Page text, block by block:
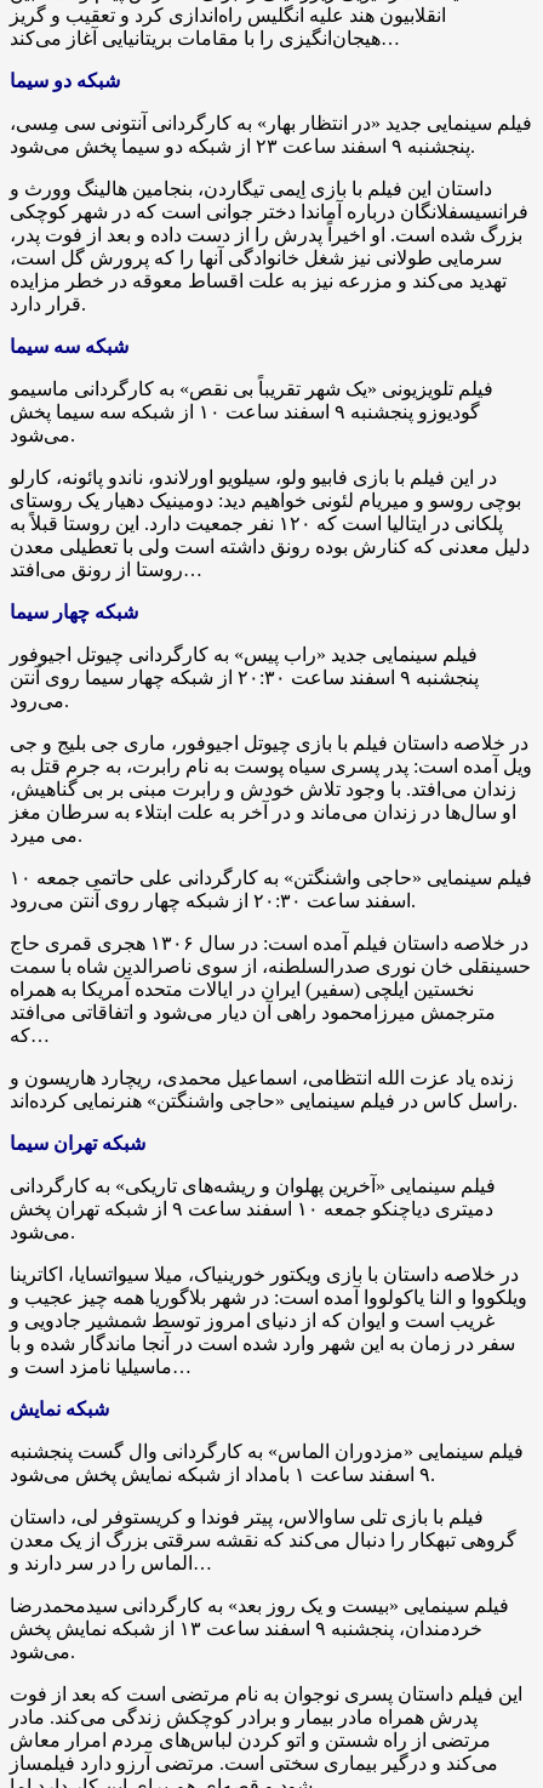
انقلابیون هند علیه انگلیس راه‌اندازی کرد و تعقیب و گریز
هیجان‌انگیزی را با مقامات بریتانیایی آغاز می‌کند…
شبکه دو سیما
فیلم سینمایی جدید «در انتظار بهار» به کارگردانی آنتونی سی مِسی،
پنجشنبه ۹ اسفند ساعت ۲۳ از شبکه دو سیما پخش می‌شود.
داستان این فیلم با بازی اِیمی تیگاردن، بنجامین هالینگ وورث و
فرانسیسفلانگان درباره آماندا دختر جوانی است که در شهر کوچکی
بزرگ شده است. او اخیراً پدرش را از دست داده و بعد از فوت پدر،
سرمایی طولانی نیز شغل خانوادگی آنها را که پرورش گل است،
تهدید می‌کند و مزرعه نیز به علت اقساط معوقه در خطر مزایده
قرار دارد.
شبکه سه سیما
فیلم تلویزیونی «یک شهر تقریباً بی نقص» به کارگردانی ماسیمو
گودیوزو
پنجشنبه ۹ اسفند ساعت ۱۰ از شبکه سه سیما پخش
می‌شود.
در این فیلم با بازی فابیو ولو، سیلویو اورلاندو، ناندو پائونه، کارلو
بوچی روسو و میریام لئونی خواهیم دید: دومینیک دهیار یک روستای
پلکانی در ایتالیا است که ۱۲۰ نفر جمعیت دارد. این روستا قبلاً به
دلیل معدنی که کنارش بوده رونق داشته است ولی با تعطیلی معدن
روستا از رونق می‌افتد…
شبکه چهار سیما
فیلم سینمایی جدید «راب پیس» به کارگردانی چیوتل اجیوفور
پنجشنبه ۹ اسفند ساعت ۲۰:۳۰ از شبکه چهار سیما روی آنتن
می‌رود.
در خلاصه داستان فیلم با بازی چیوتل اجیوفور ، ماری جی بلیج و جی
ویل آمده است: پدر پسری سیاه پوست به نام رابرت، به جرم قتل به
زندان می‌افتد. با وجود تلاش خودش و رابرت مبنی بر بی گناهیش،
او سال‌ها در زندان می‌ماند و در آخر به علت ابتلاء به سرطان مغز
می میرد .
فیلم سینمایی «حاجی واشنگتن» به کارگردانی علی حاتمی جمعه ۱۰
اسفند ساعت ۲۰:۳۰ از شبکه چهار روی آنتن می‌رود.
در خلاصه داستان فیلم آمده است: در سال ۱۳۰۶ هجری قمری حاج
حسینقلی خان نوری صدرالسلطنه، از سوی ناصرالدین شاه با سمت
نخستین ایلچی (سفیر) ایران در ایالات متحده آمریکا به همراه
مترجمش میرزامحمود راهی آن دیار می‌شود و اتفاقاتی می‌افتد
که…
زنده یاد عزت الله انتظامی، اسماعیل محمدی، ریچارد هاریسون و
راسل کاس در فیلم سینمایی «حاجی واشنگتن» هنرنمایی کرده‌اند.
شبکه تهران سیما
فیلم سینمایی «آخرین پهلوان و ریشه‌های تاریکی» به کارگردانی
دمیتری دیاچنکو
جمعه ۱۰ اسفند ساعت ۹ از شبکه تهران پخش
می‌شود.
در خلاصه داستان با بازی ویکتور خورینیاک، میلا سیواتسایا، اکاترینا
ویلکووا و النا یاکولووا آمده است: در شهر بلاگوریا همه چیز عجیب و
غریب است و ایوان که از دنیای امروز توسط شمشیر جادویی و
سفر در زمان به این شهر وارد شده است در آنجا ماندگار شده و با
ماسیلیانامزد است و…
شبکه نمایش
فیلم سینمایی «مزدوران الماس» به کارگردانی وال گست پنجشنبه
۹ اسفند ساعت ۱ بامداد از شبکه نمایش پخش می‌شود.
فیلم با بازی تلی ساوالاس، پیتر فوندا و کریستوفر لی، داستان
گروهی تبهکار را دنبال می‌کند که نقشه سرقتی بزرگ از یک معدن
الماس را در سر دارند و…
فیلم سینمایی «بیست و یک روز بعد» به کارگردانی سیدمحمدرضا
خردمندان، پنجشنبه ۹ اسفند ساعت ۱۳ از شبکه نمایش پخش
می‌شود.
این فیلم داستان پسری نوجوان به نام مرتضی است که بعد از فوت
پدرش همراه مادر بیمار و برادر کوچکش زندگی می‌کند. مادر
مرتضی از راه شستن و اتو کردن لباس‌های مردم امرار معاش
می‌کند و درگیر بیماری سختی است. مرتضی آرزو دارد فیلمساز